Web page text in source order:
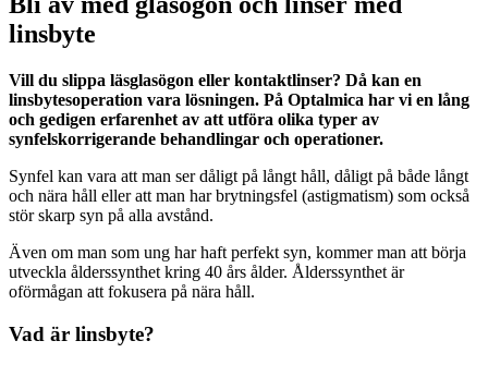
linsbyte
Vill du slippa läsglasögon eller kontaktlinser? Då kan en
linsbytesoperation vara lösningen. På Optalmica har vi en lång
och gedigen erfarenhet av att utföra olika typer av
synfelskorrigerande behandlingar och operationer.
Synfel kan vara att man ser dåligt på långt håll, dåligt på både långt
och nära håll eller att man har brytningsfel (astigmatism) som också
stör skarp syn på alla avstånd.
Även om man som ung har haft perfekt syn, kommer man att börja
utveckla ålderssynthet kring 40 års ålder. Ålderssynthet är
oförmågan att fokusera på nära håll.
Vad är linsbyte?